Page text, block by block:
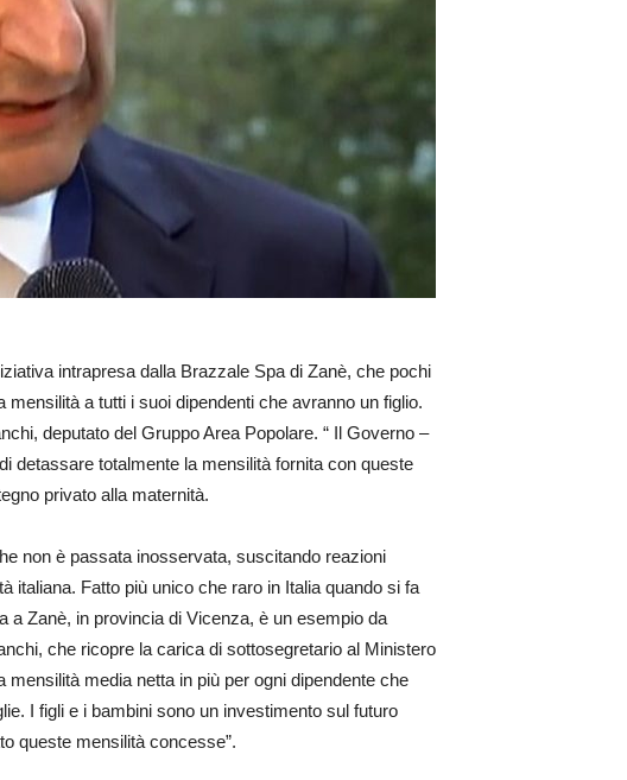
intrapresa dalla Brazzale Spa di Zanè, che pochi
a tutti i suoi dipendenti che avranno un figlio.
deputato del Gruppo Area Popolare. “ Il Governo –
detassare totalmente la mensilità fornita con queste
privato alla maternità.
non è passata inosservata, suscitando reazioni
italiana. Fatto più unico che raro in Italia quando si fa
a Zanè, in provincia di Vicenza, è un esempio da
che ricopre la carica di sottosegretario al Ministero
media netta in più per ogni dipendente che
I figli e i bambini sono un investimento sul futuro
queste mensilità concesse”.